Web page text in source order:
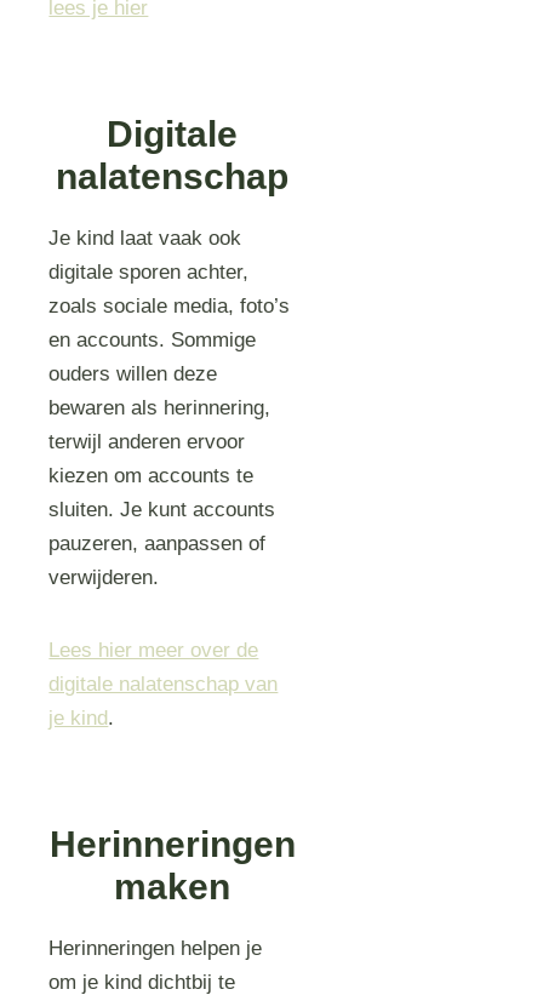
lees je hier
Digitale
nalatenschap
Je kind laat vaak ook
digitale sporen achter,
zoals sociale media, foto’s
en accounts. Sommige
ouders willen deze
bewaren als herinnering,
terwijl anderen ervoor
kiezen om accounts te
sluiten. Je kunt accounts
pauzeren, aanpassen of
verwijderen.
Lees hier meer over de
digitale nalatenschap van
je kind.
Herinneringen
maken
Herinneringen helpen je
om je kind dichtbij te